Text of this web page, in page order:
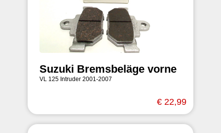
Suzuki Bremsbeläge vorne
VL 125 Intruder 2001-2007
€ 22,99